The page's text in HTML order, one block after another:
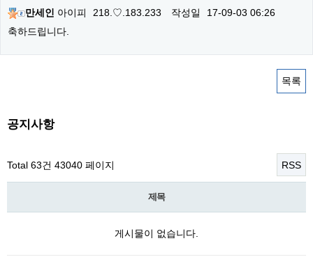
만세인 아이피 218.♡.183.233 작성일
17-09-03 06:26
축하드립니다.
목록
공지사항
Total 63건 43040 페이지 RSS
제목
게시물이 없습니다.